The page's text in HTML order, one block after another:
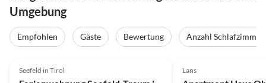
Umgebung
Empfohlen Gäste Bewertung
Anzahl Schlafzimmer
Seefeld in Tirol Lans